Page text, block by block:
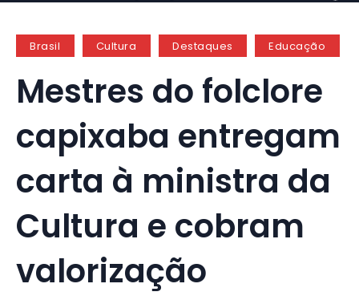
Brasil Cultura Destaques Educação
Mestres do folclore
capixaba entregam
carta à ministra da
Cultura e cobram
valorização